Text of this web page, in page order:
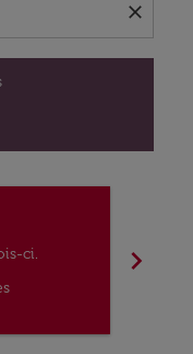
close
ci.
chevron_right